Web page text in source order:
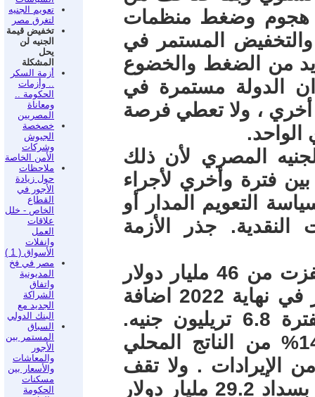
تعويم الجنيه
لتغرق مصر
تخفيض قيمة
الجنيه لن
يحل
المشكلة
أزمة السكر
.. وأزمات
الحكومة ..
ومعاناة
المصريين
خصخصة
الجيوش
وشركات
الأمن الخاصة
ملاحظات
حول زيادة
الأجور في
القطاع
الخاص - خلل
علاقات
العمل
وانفلات
الأسواق ( 1 )
مصر في فخ
المديونية
واتفاق
الشراكة
الجديد مع
البنك الدولي
السباق
المستمر بين
الأجور
والمعاشات
والأسعار بين
مسكنات
الحكومة
هجوم وضغط منظمات
والتخفيض المستمر في
من الضغط والخضوع
الدولة مستمرة في
أخري ، ولا تعطي فرصة
المصري لأن ذلك
فترة وأخري لأجراء
التعويم المدار أو
جذر الأزمة
الأولي هي أن ديون مصر الخارجية قفزت من 46 مليار دولار
في عام 2014 إلي 165.3 مليار دولار في نهاية 2022 اضافة
الي ديون محلية بلغت في نفس الفترة 6.8 تريليون جنيه.
وبذلك اصبحت فوائد الديون تمثل 14% من الناتج المحلي
و اعباء الدين تمثل 113% من الإيرادات . ولا تقف
الإزمة عند هذا الحد لأن مصر مطالبة بسداد 29.2 مليار دولار